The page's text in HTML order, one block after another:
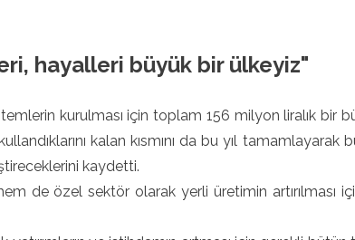
hayalleri büyük bir ülkeyiz"
kurulması için toplam 156 milyon liralık bir
kalan kısmını da bu yıl tamamlayarak
kaydetti.
de özel sektör olarak yerli üretimin artırılması